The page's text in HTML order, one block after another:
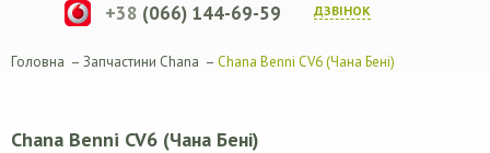
ДЗВIНОК
+38 (066) 144-69-59
Головна – Запчастини Chana – Chana Benni CV6 (Чана Бені)
Chana Benni CV6 (Чана Бені)